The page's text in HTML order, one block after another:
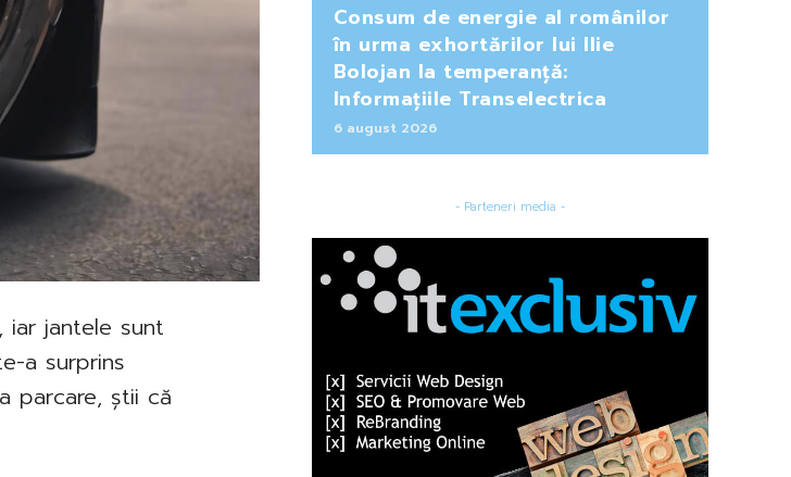
iar jantele sunt
a surprins
parcare, știi că
Consum de energie al românilor
în urma exhortărilor lui Ilie
Bolojan la temperanță:
Informațiile Transelectrica
6 august 2026
- Parteneri media -